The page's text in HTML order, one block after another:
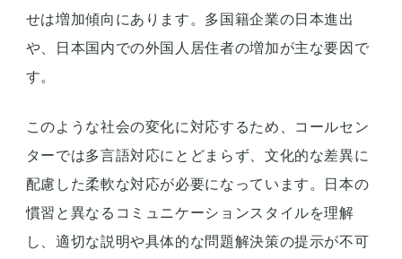
せは増加傾向にあります。多国籍企業の日本進出
や、日本国内での外国人居住者の増加が主な要因で
す。
このような社会の変化に対応するため、コールセン
ターでは多言語対応にとどまらず、文化的な差異に
配慮した柔軟な対応が必要になっています。日本の
慣習と異なるコミュニケーションスタイルを理解
し、適切な説明や具体的な問題解決策の提示が不可